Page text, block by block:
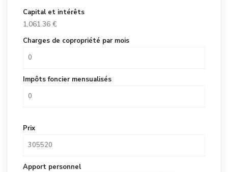
Capital et intérêts
1,061.36 €
Charges de copropriété par mois
Impôts foncier mensualisés
Prix
Apport personnel